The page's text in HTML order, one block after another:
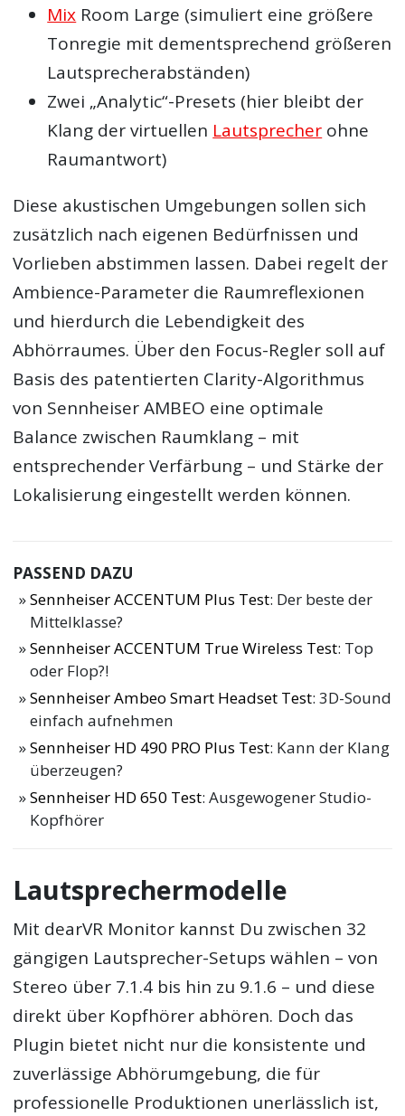
Mix Room Large (simuliert eine größere
Tonregie mit dementsprechend größeren
Lautsprecherabständen)
Zwei „Analytic“-Presets (hier bleibt der
Klang der virtuellen Lautsprecher ohne
Raumantwort)
Diese akustischen Umgebungen sollen sich
zusätzlich nach eigenen Bedürfnissen und
Vorlieben abstimmen lassen. Dabei regelt der
Ambience-Parameter die Raumreflexionen
und hierdurch die Lebendigkeit des
Abhörraumes. Über den Focus-Regler soll auf
Basis des patentierten Clarity-Algorithmus
von Sennheiser AMBEO eine optimale
Balance zwischen Raumklang – mit
entsprechender Verfärbung – und Stärke der
Lokalisierung eingestellt werden können.
PASSEND DAZU
Sennheiser ACCENTUM Plus Test: Der beste der
Mittelklasse?
Sennheiser ACCENTUM True Wireless Test: Top
oder Flop?!
Sennheiser Ambeo Smart Headset Test: 3D-Sound
einfach aufnehmen
Sennheiser HD 490 PRO Plus Test: Kann der Klang
überzeugen?
Sennheiser HD 650 Test: Ausgewogener Studio-
Kopfhörer
Lautsprechermodelle
Mit dearVR Monitor kannst Du zwischen 32
gängigen Lautsprecher-Setups wählen – von
Stereo über 7.1.4 bis hin zu 9.1.6 – und diese
direkt über Kopfhörer abhören. Doch das
Plugin bietet nicht nur die konsistente und
zuverlässige Abhörumgebung, die für
professionelle Produktionen unerlässlich ist,